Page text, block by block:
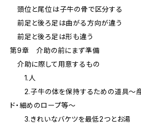
頭位と尾位は子牛の骨で区分する
前足と後ろ足は曲がる方向が違う
前足と後ろ足は形も違う
第9章 介助の前にまず準備
介助に際して用意するもの
1.人
2.子牛の体を保持するための道具～産
ド・細めのロープ等～
3.きれいなバケツを最低2つとお湯